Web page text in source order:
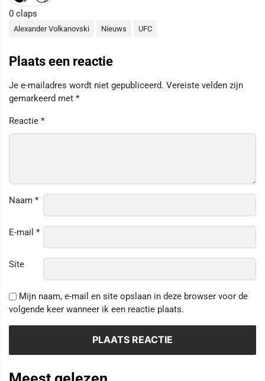
0 claps
Alexander Volkanovski Nieuws UFC
Plaats een reactie
Je e-mailadres wordt niet gepubliceerd. Vereiste velden zijn
gemarkeerd met *
Reactie *
Naam *
E-mail *
Site
Mijn naam, e-mail en site opslaan in deze browser voor de
volgende keer wanneer ik een reactie plaats.